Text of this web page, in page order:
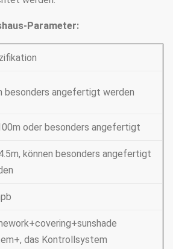
Parameter:
besonders angefertigt werden
oder besonders angefertigt
können besonders angefertigt
das Kontrollsystem